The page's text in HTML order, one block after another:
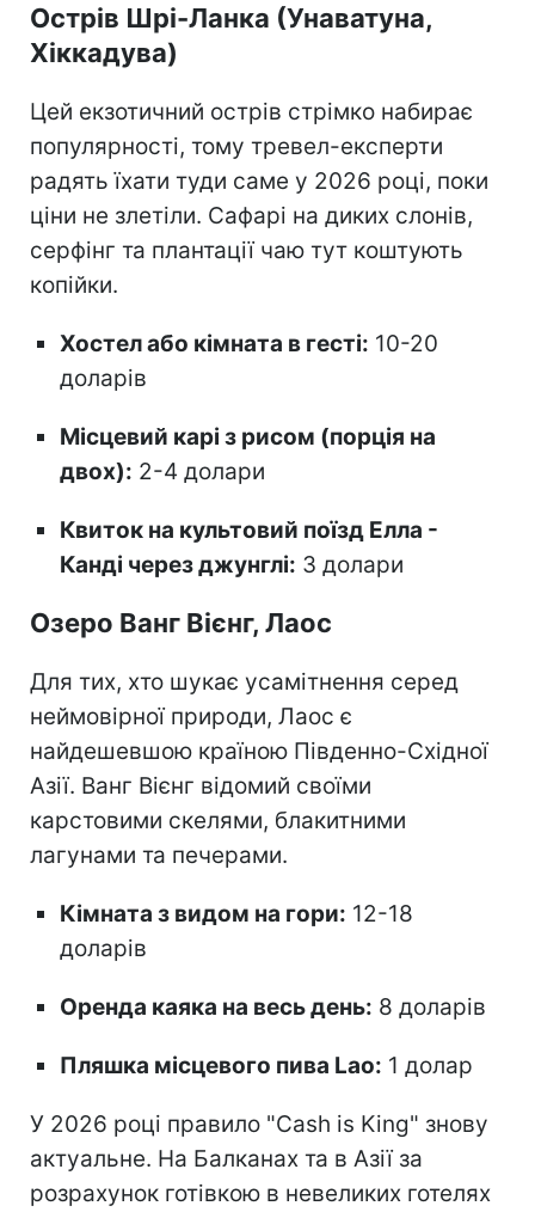
Острів Шрі-Ланка (Унаватуна,
Хіккадува)
Цей екзотичний острів стрімко набирає
популярності, тому тревел-експерти
радять їхати туди саме у 2026 році, поки
ціни не злетіли. Сафарі на диких слонів,
серфінг та плантації чаю тут коштують
копійки.
Хостел або кімната в гесті: 10-20
доларів
Місцевий карі з рисом (порція на
двох): 2-4 долари
Квиток на культовий поїзд Елла -
Канді через джунглі: 3 долари
Озеро Ванг Вієнг, Лаос
Для тих, хто шукає усамітнення серед
неймовірної природи, Лаос є
найдешевшою країною Південно-Східної
Азії. Ванг Вієнг відомий своїми
карстовими скелями, блакитними
лагунами та печерами.
Кімната з видом на гори: 12-18
доларів
Оренда каяка на весь день: 8 доларів
Пляшка місцевого пива Lao: 1 долар
У 2026 році правило "Cash is King" знову
актуальне. На Балканах та в Азії за
розрахунок готівкою в невеликих готелях